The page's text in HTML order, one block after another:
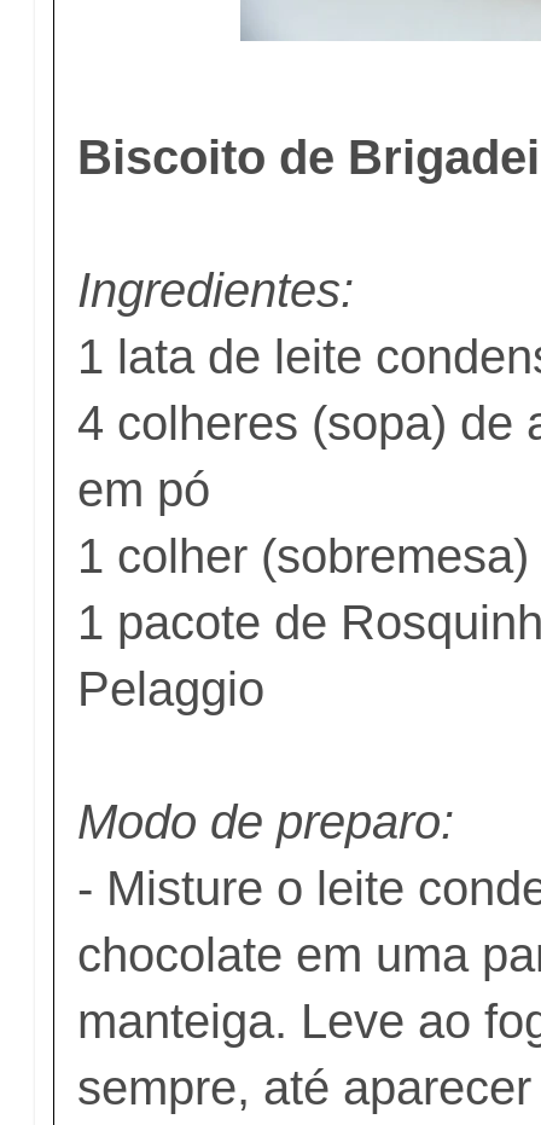
Biscoito de
Ingredientes:
1 lata de leite
4 colheres (sopa) de
em pó
1 colher
1 pacote de
Pelaggio
Modo de preparo:
- Misture o leite
chocolate em uma
manteiga. Leve ao
sempre, até